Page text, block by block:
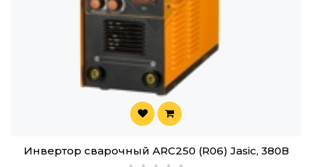
Инвертор сварочный ARC250 (R06) Jasic, 380В